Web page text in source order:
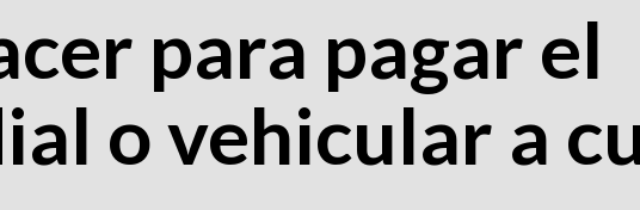
para pagar el
o vehicular a